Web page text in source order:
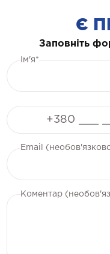
Є
Заповніть
Ім'я*
Email
Коментар